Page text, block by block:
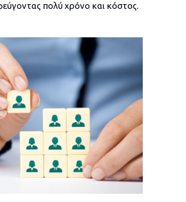
πολύ χρόνο και κόστος.